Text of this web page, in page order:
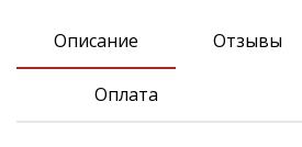
Описание Отзывы
Оплата